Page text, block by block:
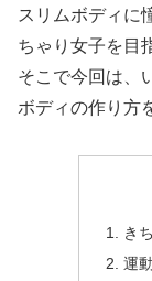
スリムボディに
ちゃり女子を目
そこで今回は、
ボディの作り方
き
運動